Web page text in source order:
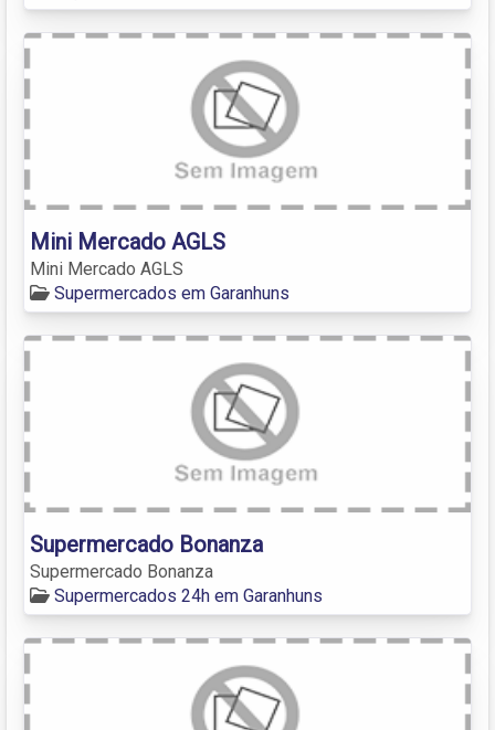
Mini Mercado AGLS
Mini Mercado AGLS
Supermercados em Garanhuns
Supermercado Bonanza
Supermercado Bonanza
Supermercados 24h em Garanhuns